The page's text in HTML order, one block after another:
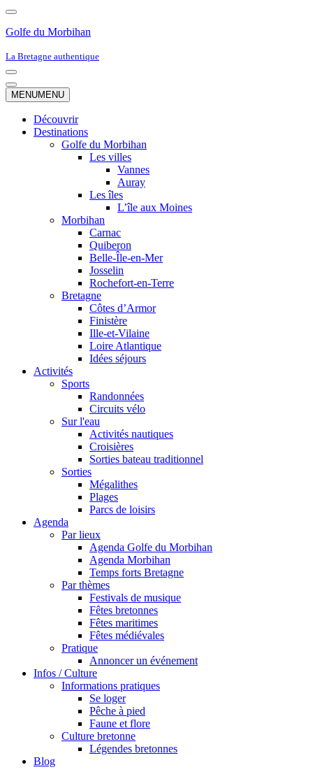
Golfe du Morbihan
La Bretagne authentique
Menu
de
navigation
Menu
de
MENUMENU
Découvrir
Destinations
Golfe du Morbihan
Les villes
Vannes
Auray
Les îles
L’île aux Moines
Morbihan
Carnac
Quiberon
Belle-Île-en-Mer
Josselin
Rochefort-en-Terre
Bretagne
Côtes d’Armor
Finistère
Ille-et-Vilaine
Loire Atlantique
Idées séjours
Activités
Sports
Randonnées
Circuits vélo
Sur l'eau
Activités nautiques
Croisières
Sorties bateau traditionnel
Sorties
Mégalithes
Plages
Parcs de loisirs
Agenda
Par lieux
Agenda Golfe du Morbihan
Agenda Morbihan
Temps forts Bretagne
Par thèmes
Festivals de musique
Fêtes bretonnes
Fêtes maritimes
Fêtes médiévales
Pratique
Annoncer un événement
Infos / Culture
Informations pratiques
Se loger
Pêche à pied
Faune et flore
Culture bretonne
Légendes bretonnes
Blog